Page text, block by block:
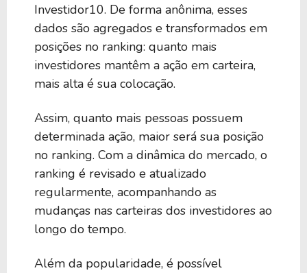
Investidor10. De forma anônima, esses
dados são agregados e transformados em
posições no ranking: quanto mais
investidores mantêm a ação em carteira,
mais alta é sua colocação.
Assim, quanto mais pessoas possuem
determinada ação, maior será sua posição
no ranking. Com a dinâmica do mercado, o
ranking é revisado e atualizado
regularmente, acompanhando as
mudanças nas carteiras dos investidores ao
longo do tempo.
Além da popularidade, é possível